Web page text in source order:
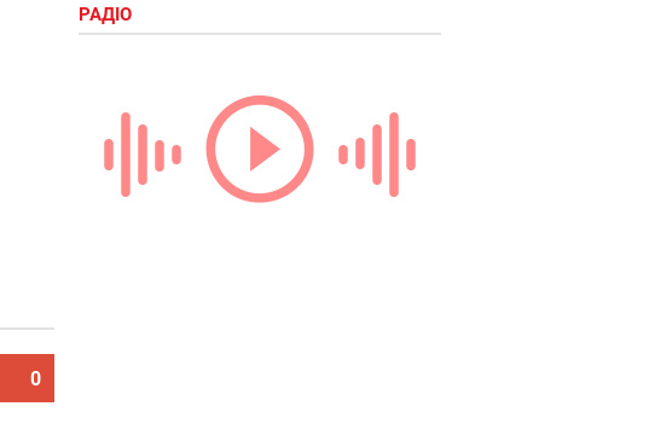
0
РАДІО